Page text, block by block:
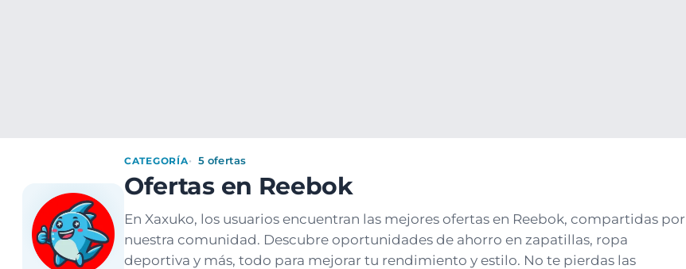
CATEGORÍA 5 ofertas
Ofertas en Reebok
En Xaxuko, los usuarios encuentran las mejores ofertas en Reebok, compartidas por
nuestra comunidad. Descubre oportunidades de ahorro en zapatillas, ropa
deportiva y más, todo para mejorar tu rendimiento y estilo. No te pierdas las